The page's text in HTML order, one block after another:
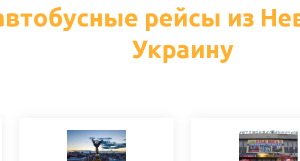
рейсы из
Украину